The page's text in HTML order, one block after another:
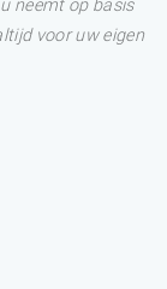
neemt op basis
voor uw eigen